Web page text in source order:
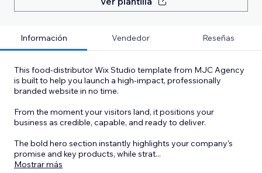
Información Vendedor Reseñas
This food-distributor Wix Studio template from MJC Agency
is built to help you launch a high-impact, professionally
branded website in no time.
From the moment your visitors land, it positions your
business as credible, capable, and ready to deliver.
The bold hero section instantly highlights your company’s
promise and key products, while strat...
Mostrar más